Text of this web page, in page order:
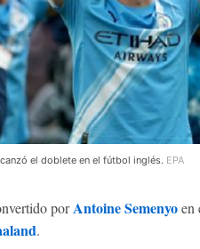
el doblete en el fútbol inglés. EPA
porAntoine Semenyoen
.